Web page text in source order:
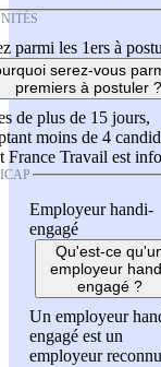
parmi les 1ers à
serez-vous
premiers à postuler ?
de plus de 15 jours,
moins de 4
France Travail est
Employeur handi-
engagé
Qu'est-ce
employeur
engagé ?
Un employeur
engagé est un
employeur reconnu